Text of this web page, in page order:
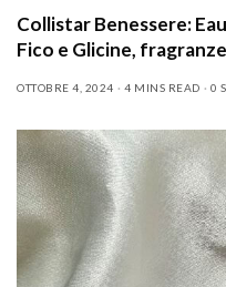
Collistar Benessere:
Fico e Glicine,
OTTOBRE 4, 2024 4 MINS READ 0